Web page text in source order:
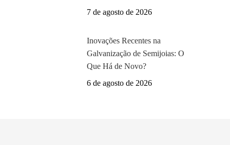
7 de agosto de 2026
Inovações Recentes na
Galvanização de Semijoias: O
Que Há de Novo?
6 de agosto de 2026